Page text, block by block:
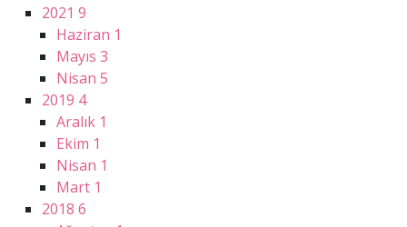
2021 9
Haziran 1
Mayıs 3
Nisan 5
2019 4
Aralık 1
Ekim 1
Nisan 1
Mart 1
2018 6